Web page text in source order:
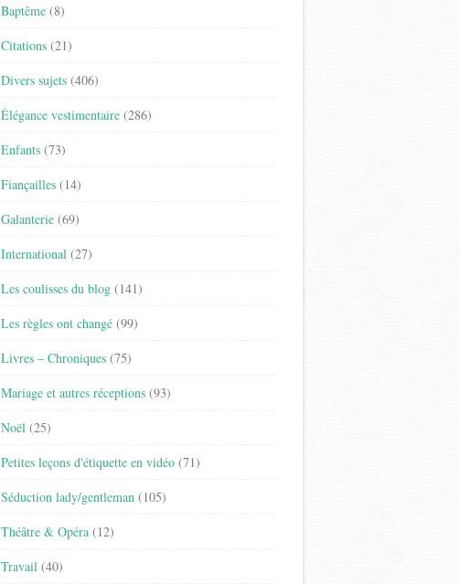
Baptême (8)
Citations (21)
Divers sujets (406)
Élégance vestimentaire (286)
Enfants (73)
Fiançailles (14)
Galanterie (69)
International (27)
Les coulisses du blog (141)
Les règles ont changé (99)
Livres – Chroniques (75)
Mariage et autres réceptions (93)
Noël (25)
Petites leçons d'étiquette en vidéo (71)
Séduction lady/gentleman (105)
Théâtre & Opéra (12)
Travail (40)